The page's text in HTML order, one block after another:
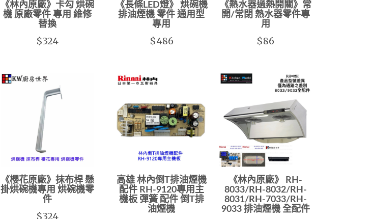
《林內原廠》卡勾 烘碗
機 原廠零件 專用 維修
替換
$324
《長條LED燈》 烘碗機
排油煙機 零件 通用型
專用
$486
《熱水器過熱開關》常
開/常閉 熱水器零件專
用
$86
《櫻花原廠》抹布桿 懸
掛烘碗機專用 烘碗機零
件
$324
高雄 林內倒T排油煙機
配件 RH-9120專用主
機板 彈簧 配件 倒T排
油煙機
《林內原廠》 RH-
8033/RH-8032/RH-
8031/RH-7033/RH-
9033 排油煙機 全配件